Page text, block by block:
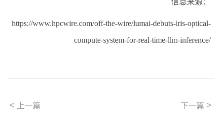
https://www.hpcwire.com/off-the-wire/lumai-debuts-iris-optical-
compute-system-for-real-time-llm-inference/
< 上一篇 下一篇 >